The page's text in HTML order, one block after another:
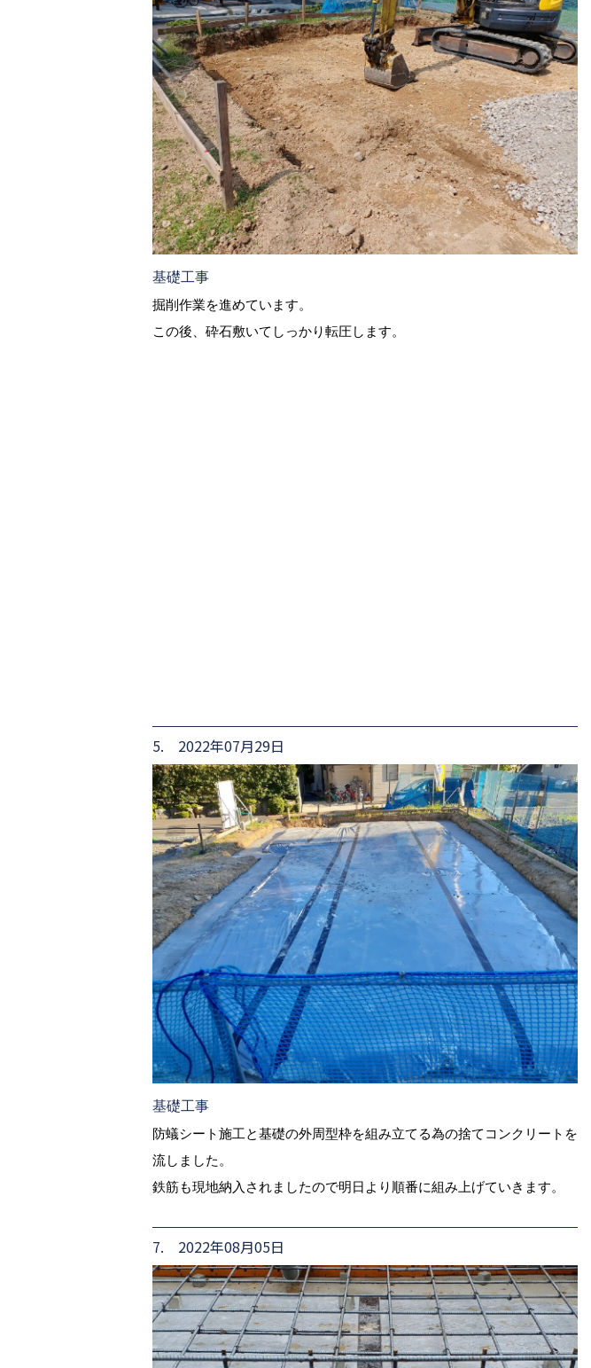
基礎工事
掘削作業を進めています。
この後、砕石敷いてしっかり転圧します。
5. 2022年07月29日
基礎工事
防蟻シート施工と基礎の外周型枠を組み立てる為の捨てコンクリートを
流しました。
鉄筋も現地納入されましたので明日より順番に組み上げていきます。
7. 2022年08月05日